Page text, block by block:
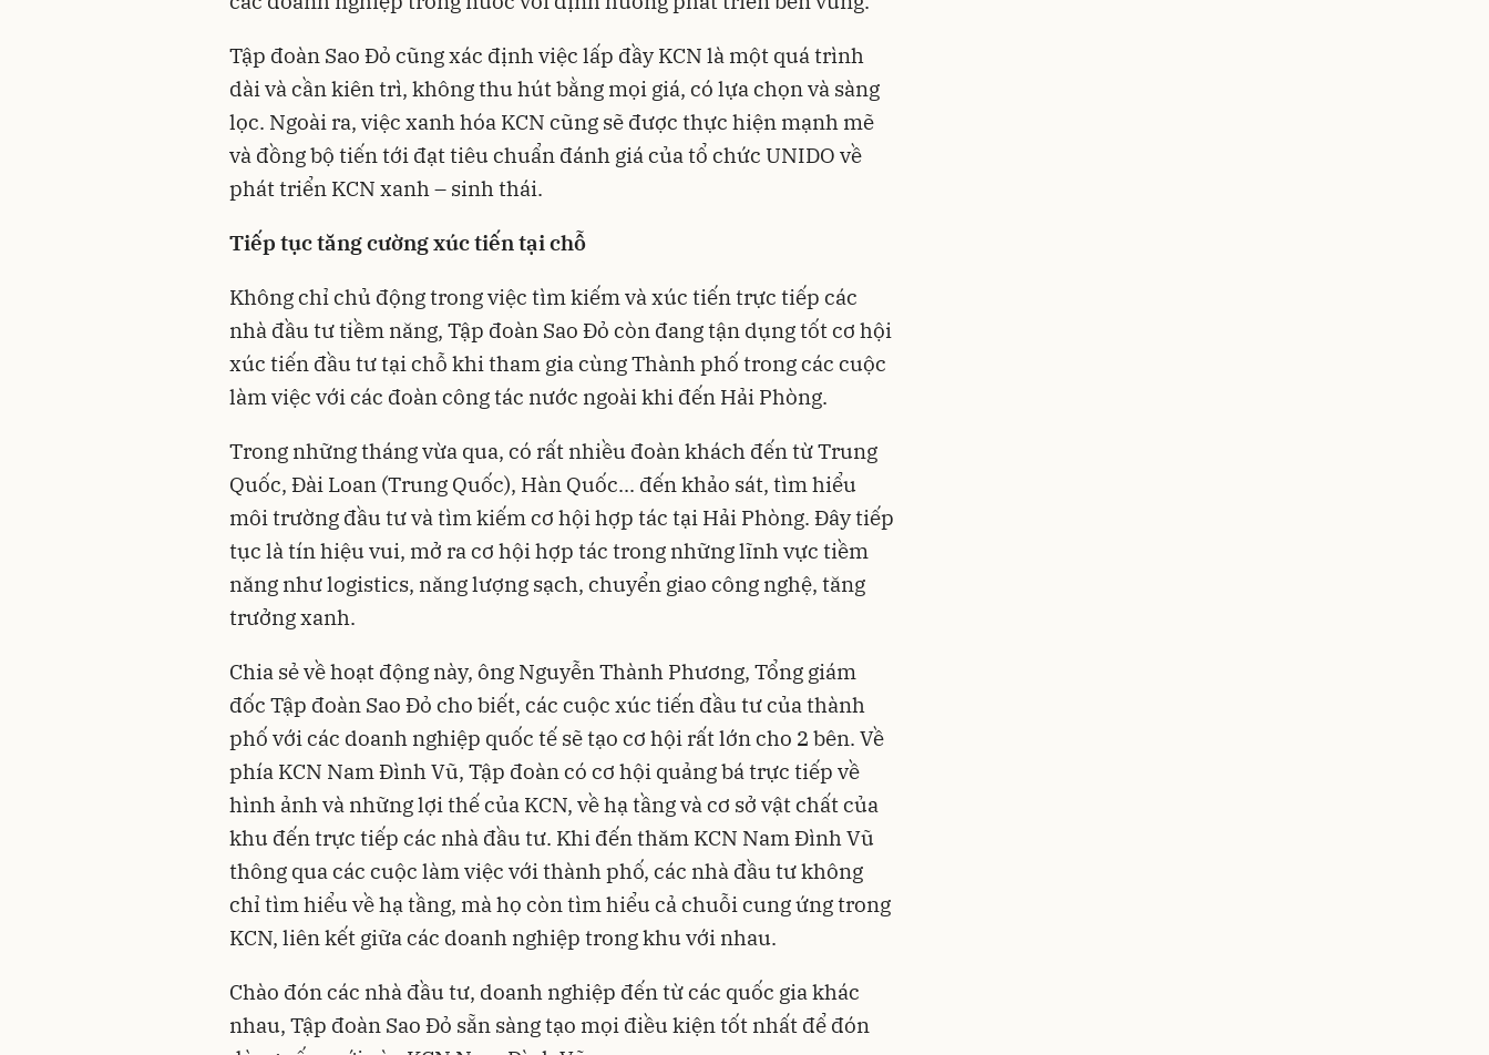
Tập đoàn Sao Đỏ cũng xác định việc lấp đầy KCN là một quá trình
dài và cần kiên trì, không thu hút bằng mọi giá, có lựa chọn và sàng
lọc. Ngoài ra, việc xanh hóa KCN cũng sẽ được thực hiện mạnh mẽ
và đồng bộ tiến tới đạt tiêu chuẩn đánh giá của tổ chức UNIDO về
phát triển KCN xanh – sinh thái.
Tiếp tục tăng cường xúc tiến tại chỗ
Không chỉ chủ động trong việc tìm kiếm và xúc tiến trực tiếp các
nhà đầu tư tiềm năng, Tập đoàn Sao Đỏ còn đang tận dụng tốt cơ hội
xúc tiến đầu tư tại chỗ khi tham gia cùng Thành phố trong các cuộc
làm việc với các đoàn công tác nước ngoài khi đến Hải Phòng.
Trong những tháng vừa qua, có rất nhiều đoàn khách đến từ Trung
Quốc, Đài Loan (Trung Quốc), Hàn Quốc... đến khảo sát, tìm hiểu
môi trường đầu tư và tìm kiếm cơ hội hợp tác tại Hải Phòng. Đây tiếp
tục là tín hiệu vui, mở ra cơ hội hợp tác trong những lĩnh vực tiềm
năng như logistics, năng lượng sạch, chuyển giao công nghệ, tăng
trưởng xanh.
Chia sẻ về hoạt động này, ông Nguyễn Thành Phương, Tổng giám
đốc Tập đoàn Sao Đỏ cho biết, các cuộc xúc tiến đầu tư của thành
phố với các doanh nghiệp quốc tế sẽ tạo cơ hội rất lớn cho 2 bên. Về
phía KCN Nam Đình Vũ, Tập đoàn có cơ hội quảng bá trực tiếp về
hình ảnh và những lợi thế của KCN, về hạ tầng và cơ sở vật chất của
khu đến trực tiếp các nhà đầu tư. Khi đến thăm KCN Nam Đình Vũ
thông qua các cuộc làm việc với thành phố, các nhà đầu tư không
chỉ tìm hiểu về hạ tầng, mà họ còn tìm hiểu cả chuỗi cung ứng trong
KCN, liên kết giữa các doanh nghiệp trong khu với nhau.
Chào đón các nhà đầu tư, doanh nghiệp đến từ các quốc gia khác
nhau, Tập đoàn Sao Đỏ sẵn sàng tạo mọi điều kiện tốt nhất để đón